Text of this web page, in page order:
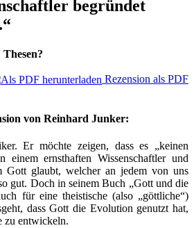
begründet
Rezension als PDF
von Reinhard Junker:
Er möchte zeigen, dass es „keinen
einem ernsthaften Wissenschaftler und
Gott glaubt, welcher an jedem von uns
gut. Doch in seinem Buch „Gott und die
für eine theistische (also „göttliche“)
dass Gott die Evolution genutzt hat,
zu entwickeln.